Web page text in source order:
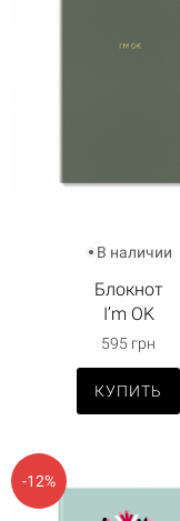
В наличии
Блокнот
I’m OK
595 грн
КУПИТЬ
-12%